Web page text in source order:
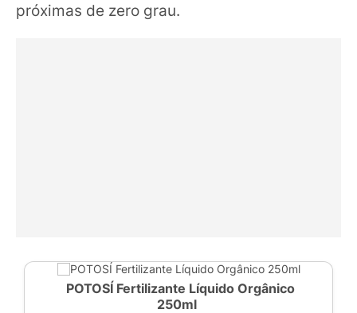
próximas de zero grau.
POTOSÍ Fertilizante Líquido Orgânico
250ml